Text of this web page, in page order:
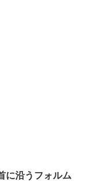
に沿うフォルム